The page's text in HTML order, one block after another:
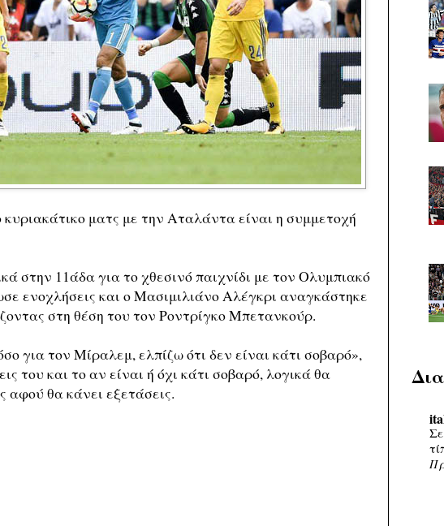
ματς με την Αταλάντα είναι η συμμετοχή
στην 11άδα για το χθεσινό παιχνίδι με τον Ολυμπιακό
ενοχλήσεις και ο Μασιμιλιάνο Αλέγκρι αναγκάστηκε
στη θέση του τον Ροντρίγκο Μπετανκούρ.
για τον Μίραλεμ, ελπίζω ότι δεν είναι κάτι σοβαρό»,
του και το αν είναι ή όχι κάτι σοβαρό, λογικά θα
αφού θα κάνει εξετάσεις.